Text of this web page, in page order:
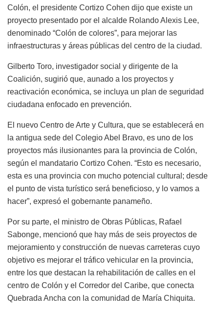
Colón, el presidente Cortizo Cohen dijo que existe un
proyecto presentado por el alcalde Rolando Alexis Lee,
denominado “Colón de colores”, para mejorar las
infraestructuras y áreas públicas del centro de la ciudad.
Gilberto Toro, investigador social y dirigente de la
Coalición, sugirió que, aunado a los proyectos y
reactivación económica, se incluya un plan de seguridad
ciudadana enfocado en prevención.
El nuevo Centro de Arte y Cultura, que se establecerá en
la antigua sede del Colegio Abel Bravo, es uno de los
proyectos más ilusionantes para la provincia de Colón,
según el mandatario Cortizo Cohen. “Esto es necesario,
esta es una provincia con mucho potencial cultural; desde
el punto de vista turístico será beneficioso, y lo vamos a
hacer”, expresó el gobernante panameño.
Por su parte, el ministro de Obras Públicas, Rafael
Sabonge, mencionó que hay más de seis proyectos de
mejoramiento y construcción de nuevas carreteras cuyo
objetivo es mejorar el tráfico vehicular en la provincia,
entre los que destacan la rehabilitación de calles en el
centro de Colón y el Corredor del Caribe, que conecta
Quebrada Ancha con la comunidad de María Chiquita.